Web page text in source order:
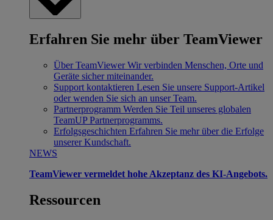
Erfahren Sie mehr über TeamViewer
Über TeamViewer Wir verbinden Menschen, Orte und
Geräte sicher miteinander.
Support kontaktieren Lesen Sie unsere Support-Artikel
oder wenden Sie sich an unser Team.
Partnerprogramm Werden Sie Teil unseres globalen
TeamUP Partnerprogramms.
Erfolgsgeschichten Erfahren Sie mehr über die Erfolge
unserer Kundschaft.
NEWS
TeamViewer vermeldet hohe Akzeptanz des KI-Angebots.
Ressourcen